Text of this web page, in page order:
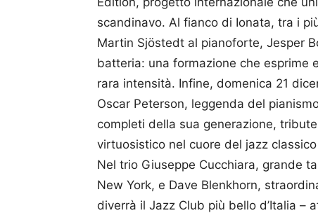
scandinavo. Al fianco di Ionata, tra i
Martin Sjöstedt al pianoforte, Jesper
batteria: una formazione che esprime
rara intensità. Infine, domenica 21
Oscar Peterson, leggenda del
completi della sua generazione,
virtuosistico nel cuore del jazz
Nel trio Giuseppe Cucchiara, grande
New York, e Dave Blenkhorn,
diverrà il Jazz Club più bello d’Italia –